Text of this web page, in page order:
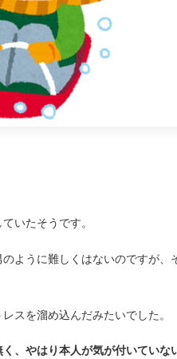
いたそうです。
ように難しくはないのですが、
スを溜め込んだみたいでした。
、やはり本人が気が付いていな